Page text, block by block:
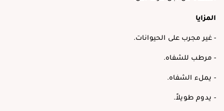
المزايا
- غير مجرب على الحيوانات.
- مرطب للشفاه.
- يملء الشفاه.
- يدوم طويلاً.